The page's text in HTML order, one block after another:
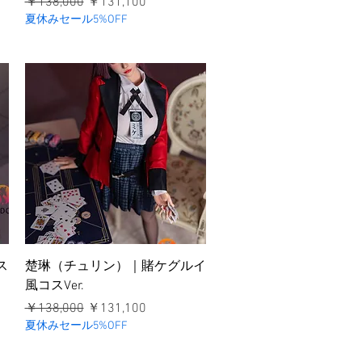
夏休みセール5%OFF
クイックビュー
楚琳（チュリン）｜賭ケグルイ
風コスVer.
通常価格
￥138,000 セール価格
￥131,100
夏休みセール5%OFF